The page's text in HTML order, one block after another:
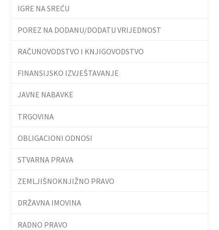
IGRE NA SREĆU
POREZ NA DODANU/DODATU VRIJEDNOST
RAČUNOVODSTVO I KNJIGOVODSTVO
FINANSIJSKO IZVJEŠTAVANJE
JAVNE NABAVKE
TRGOVINA
OBLIGACIONI ODNOSI
STVARNA PRAVA
ZEMLJIŠNOKNJIŽNO PRAVO
DRŽAVNA IMOVINA
RADNO PRAVO